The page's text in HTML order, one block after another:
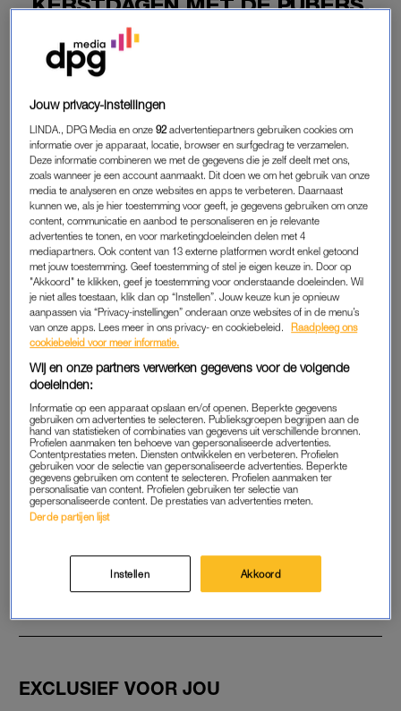
KERSTDAGEN MET DE PUBERS,
HOE KOMEN WE DIE DOOR?
LEES VERDER MET
PREMIUM
Krijg onbeperkt toegang tot alle
artikelen
Lees LINDA.magazine online
Geniet van te gekke winacties en
lekkere puzzels
Maandelijks opzegbaar
START GRATIS MAAND
Daarna €5,95 per maand
Al abonnee? Log in
GOED ARTIKEL? DELEN MAAR.
EXCLUSIEF VOOR JOU
Jouw privacy-instellingen
LINDA., DPG Media en onze92 advertentiepartners gebruiken cookies om
informatie over je apparaat, locatie, browser en surfgedrag te verzamelen.
Deze informatie combineren we met de gegevens die je zelf deelt met ons,
zoals wanneer je een account aanmaakt. Dit doen we om het gebruik van onze
media te analyseren en onze websites en apps te verbeteren. Daarnaast
kunnen we, als je hier toestemming voor geeft, je gegevens gebruiken om onze
content, communicatie en aanbod te personaliseren en je relevante
advertenties te tonen, en voor marketingdoeleinden delen met 4
mediapartners. Ook content van 13 externe platformen wordt enkel getoond
met jouw toestemming. Geef toestemming of stel je eigen keuze in. Door op
"Akkoord" te klikken, geef je toestemming voor onderstaande doeleinden. Wil
je niet alles toestaan, klik dan op “Instellen”. Jouw keuze kun je opnieuw
aanpassen via “Privacy-instellingen” onderaan onze websites of in de menu’s
van onze apps. Lees meer in ons privacy- en cookiebeleid.
Raadpleeg ons
cookiebeleid voor meer informatie.
Wij en onze partners verwerken gegevens voor de volgende
doeleinden:
Informatie op een apparaat opslaan en/of openen. Beperkte gegevens
gebruiken om advertenties te selecteren. Publieksgroepen begrijpen aan de
hand van statistieken of combinaties van gegevens uit verschillende bronnen.
Profielen aanmaken ten behoeve van gepersonaliseerde advertenties.
Contentprestaties meten. Diensten ontwikkelen en verbeteren. Profielen
gebruiken voor de selectie van gepersonaliseerde advertenties. Beperkte
gegevens gebruiken om content te selecteren. Profielen aanmaken ter
personalisatie van content. Profielen gebruiken ter selectie van
gepersonaliseerde content. De prestaties van advertenties meten.
Derde partijen lijst
Instellen Akkoord